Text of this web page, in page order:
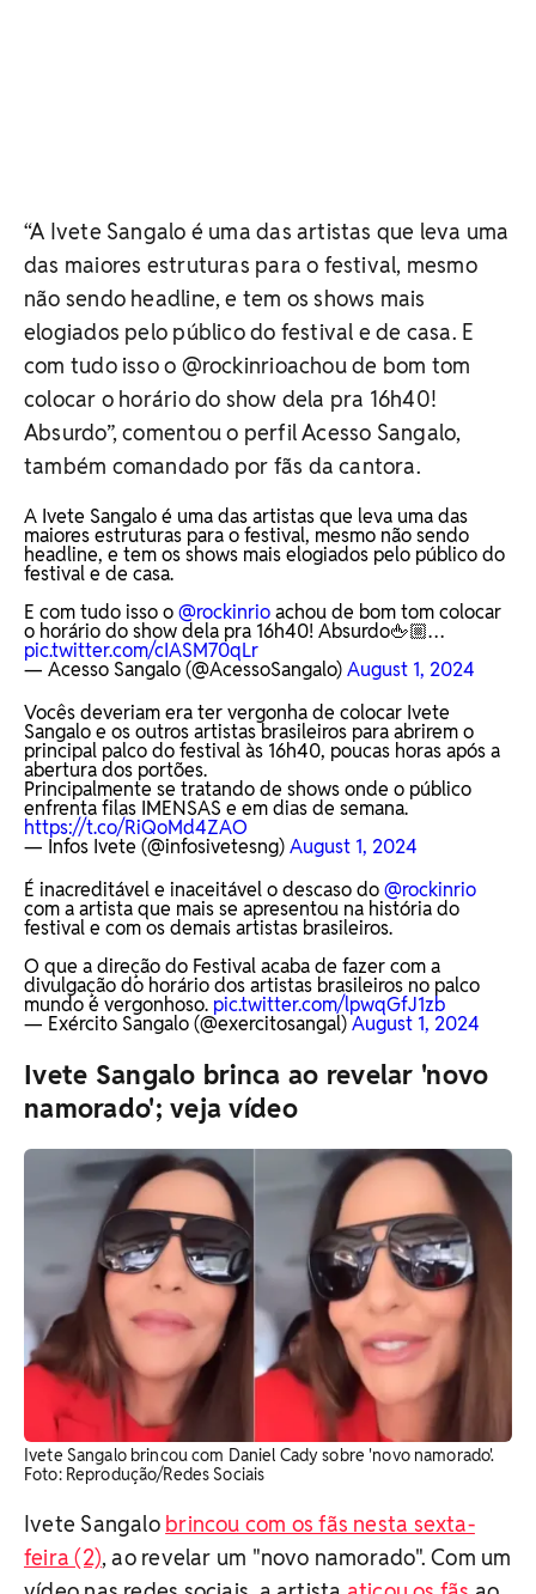
“A Ivete Sangalo é uma das artistas que leva uma
das maiores estruturas para o festival, mesmo
não sendo headline, e tem os shows mais
elogiados pelo público do festival e de casa. E
com tudo isso o @rockinrioachou de bom tom
colocar o horário do show dela pra 16h40!
Absurdo”, comentou o perfil Acesso Sangalo,
também comandado por fãs da cantora.
A Ivete Sangalo é uma das artistas que leva uma das
maiores estruturas para o festival, mesmo não sendo
headline, e tem os shows mais elogiados pelo público do
festival e de casa.
E com tudo isso o@rockinrioachou de bom tom colocar
o horário do show dela pra 16h40! Absurdo🖕🏼…
pic.twitter.com/cIASM70qLr
— Acesso Sangalo (@AcessoSangalo)August 1, 2024
Vocês deveriam era ter vergonha de colocar Ivete
Sangalo e os outros artistas brasileiros para abrirem o
principal palco do festival às 16h40, poucas horas após a
abertura dos portões.
Principalmente se tratando de shows onde o público
enfrenta filas IMENSAS e em dias de semana.
https://t.co/RiQoMd4ZAO
— Infos Ivete (@infosivetesng)August 1, 2024
É inacreditável e inaceitável o descaso do@rockinrio
com a artista que mais se apresentou na história do
festival e com os demais artistas brasileiros.
O que a direção do Festival acaba de fazer com a
divulgação do horário dos artistas brasileiros no palco
mundo é vergonhoso. pic.twitter.com/lpwqGfJ1zb
— Exército Sangalo (@exercitosangal)August 1, 2024
Ivete Sangalo brinca ao revelar 'novo
namorado'; veja vídeo
Ivete Sangalo brincou com Daniel Cady sobre 'novo namorado'.
Foto: Reprodução/Redes Sociais
Ivete Sangalo brincou com os fãs nesta sexta-
feira (2), ao revelar um "novo namorado". Com um